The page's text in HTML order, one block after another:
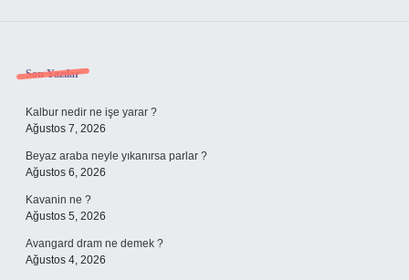
Sidebar
Son Yazılar
Kalbur nedir ne işe yarar ?
Ağustos 7, 2026
Beyaz araba neyle yıkanırsa parlar ?
Ağustos 6, 2026
Kavanin ne ?
Ağustos 5, 2026
Avangard dram ne demek ?
Ağustos 4, 2026